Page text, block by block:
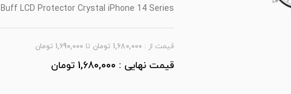
Buff LCD Protector Crystal iPhone 14 Series
قیمت از : 1,680,000 تومان تا 1,690,000 تومان
1,680,000 تومان